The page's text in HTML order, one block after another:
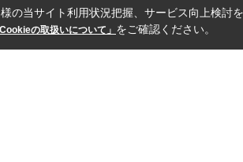
の当サイト利用状況把握、サービス向上検討
Cookieの取扱いについて」 をご確認ください。